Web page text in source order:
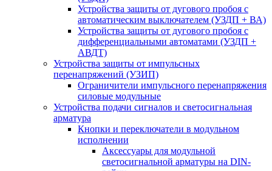
Устройства защиты от дугового пробоя с
автоматическим выключателем (УЗДП + ВА)
Устройства защиты от дугового пробоя с
дифференциальными автоматами (УЗДП +
АВДТ)
Устройства защиты от импульсных
перенапряжений (УЗИП)
Ограничители импульсного перенапряжения
силовые модульные
Устройства подачи сигналов и светосигнальная
арматура
Кнопки и переключатели в модульном
исполнении
Аксессуары для модульной
светосигнальной арматуры на DIN-